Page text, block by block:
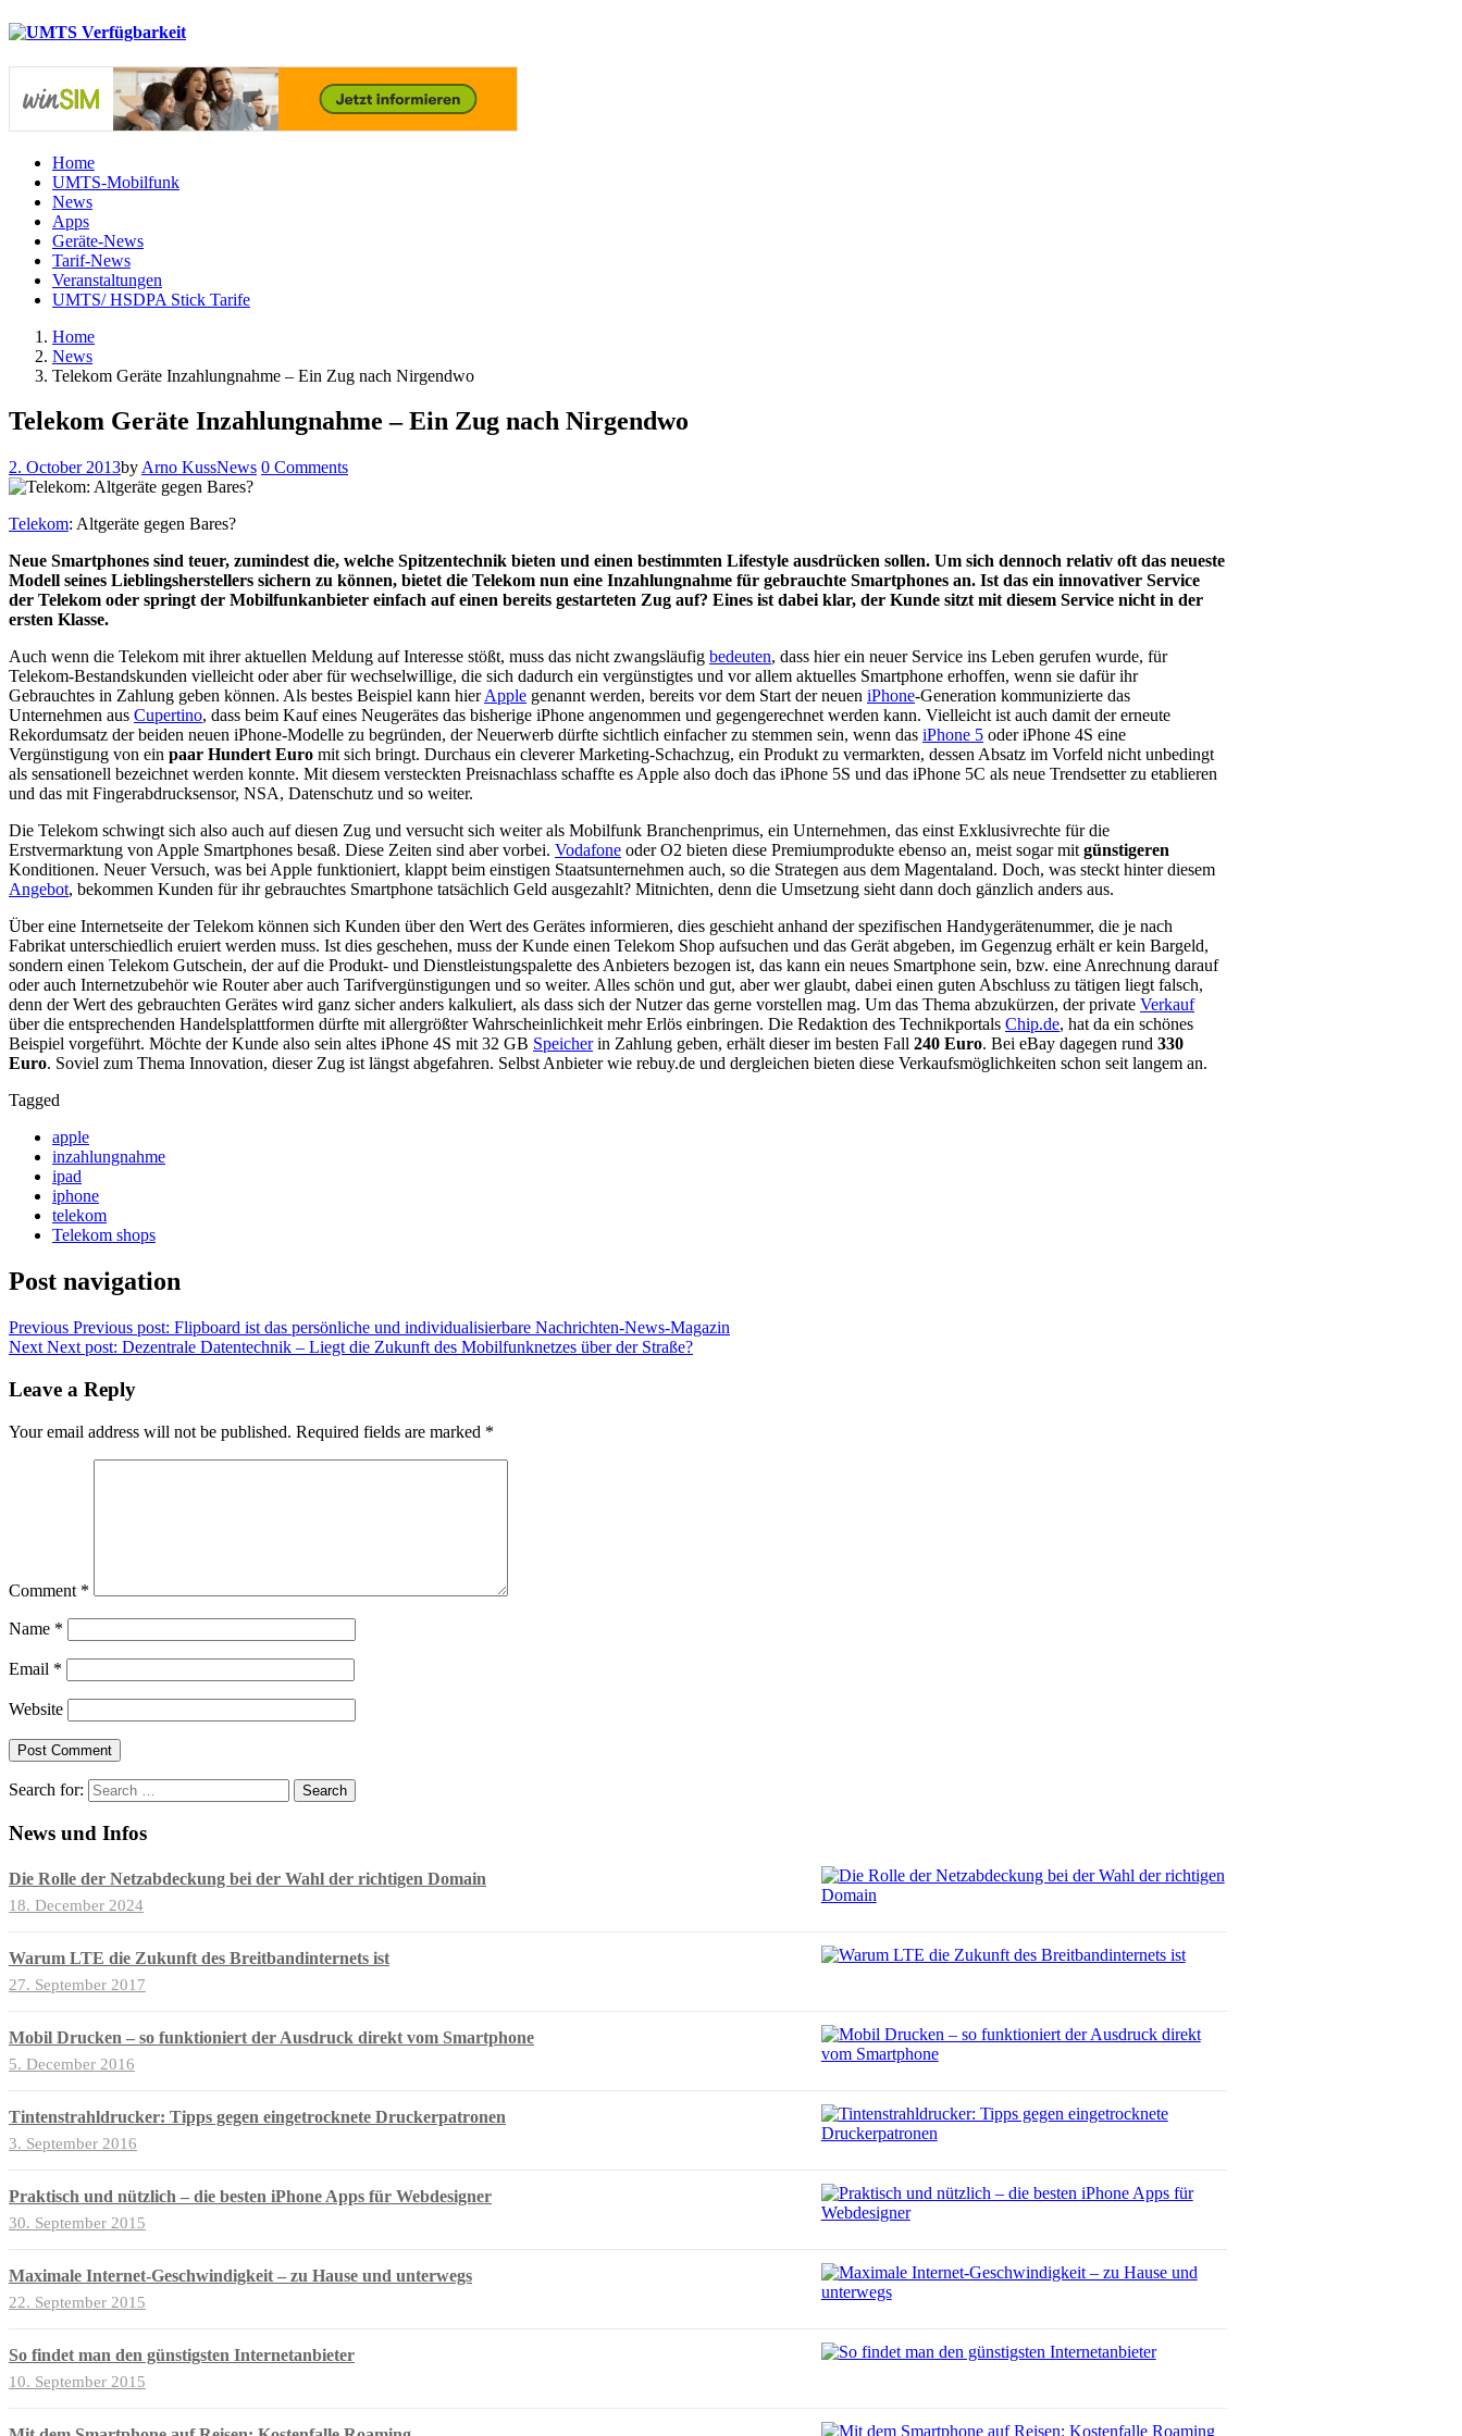
Home
UMTS-Mobilfunk
News
Apps
Geräte-News
Tarif-News
Veranstaltungen
UMTS/ HSDPA Stick Tarife
Home
News
Telekom Geräte Inzahlungnahme – Ein Zug nach Nirgendwo
Telekom Geräte Inzahlungnahme – Ein Zug nach Nirgendwo
2. October 2013by Arno KussNews 0 Comments
Telekom: Altgeräte gegen Bares?
Neue Smartphones sind teuer, zumindest die, welche Spitzentechnik bieten und einen bestimmten Lifestyle ausdrücken sollen. Um sich dennoch relativ oft das neueste
Modell seines Lieblingsherstellers sichern zu können, bietet die Telekom nun eine Inzahlungnahme für gebrauchte Smartphones an. Ist das ein innovativer Service
der Telekom oder springt der Mobilfunkanbieter einfach auf einen bereits gestarteten Zug auf? Eines ist dabei klar, der Kunde sitzt mit diesem Service nicht in der
ersten Klasse.
Auch wenn die Telekom mit ihrer aktuellen Meldung auf Interesse stößt, muss das nicht zwangsläufig bedeuten, dass hier ein neuer Service ins Leben gerufen wurde, für
Telekom-Bestandskunden vielleicht oder aber für wechselwillige, die sich dadurch ein vergünstigtes und vor allem aktuelles Smartphone erhoffen, wenn sie dafür ihr
Gebrauchtes in Zahlung geben können. Als bestes Beispiel kann hierApple genannt werden, bereits vor dem Start der neuen iPhone-Generation kommunizierte das
Unternehmen aus Cupertino, dass beim Kauf eines Neugerätes das bisherige iPhone angenommen und gegengerechnet werden kann. Vielleicht ist auch damit der erneute
Rekordumsatz der beiden neuen iPhone-Modelle zu begründen, der Neuerwerb dürfte sichtlich einfacher zu stemmen sein, wenn das iPhone 5 oder iPhone 4S eine
Vergünstigung von ein paar Hundert Euro mit sich bringt. Durchaus ein cleverer Marketing-Schachzug, ein Produkt zu vermarkten, dessen Absatz im Vorfeld nicht unbedingt
als sensationell bezeichnet werden konnte. Mit diesem versteckten Preisnachlass schaffte es Apple also doch das iPhone 5S und das iPhone 5C als neue Trendsetter zu etablieren
und das mit Fingerabdrucksensor, NSA, Datenschutz und so weiter.
Die Telekom schwingt sich also auch auf diesen Zug und versucht sich weiter als Mobilfunk Branchenprimus, ein Unternehmen, das einst Exklusivrechte für die
Erstvermarktung von Apple Smartphones besaß. Diese Zeiten sind aber vorbei. Vodafone oder O2 bieten diese Premiumprodukte ebenso an, meist sogar mit günstigeren
Konditionen. Neuer Versuch, was bei Apple funktioniert, klappt beim einstigen Staatsunternehmen auch, so die Strategen aus dem Magentaland. Doch, was steckt hinter diesem
Angebot, bekommen Kunden für ihr gebrauchtes Smartphone tatsächlich Geld ausgezahlt? Mitnichten, denn die Umsetzung sieht dann doch gänzlich anders aus.
Über eine Internetseite der Telekom können sich Kunden über den Wert des Gerätes informieren, dies geschieht anhand der spezifischen Handygerätenummer, die je nach
Fabrikat unterschiedlich eruiert werden muss. Ist dies geschehen, muss der Kunde einen Telekom Shop aufsuchen und das Gerät abgeben, im Gegenzug erhält er kein Bargeld,
sondern einen Telekom Gutschein, der auf die Produkt- und Dienstleistungspalette des Anbieters bezogen ist, das kann ein neues Smartphone sein, bzw. eine Anrechnung darauf
oder auch Internetzubehör wie Router aber auch Tarifvergünstigungen und so weiter. Alles schön und gut, aber wer glaubt, dabei einen guten Abschluss zu tätigen liegt falsch,
denn der Wert des gebrauchten Gerätes wird ganz sicher anders kalkuliert, als dass sich der Nutzer das gerne vorstellen mag. Um das Thema abzukürzen, der private Verkauf
über die entsprechenden Handelsplattformen dürfte mit allergrößter Wahrscheinlichkeit mehr Erlös einbringen. Die Redaktion des Technikportals Chip.de, hat da ein schönes
Beispiel vorgeführt. Möchte der Kunde also sein altes iPhone 4S mit 32 GB Speicherin Zahlung geben, erhält dieser im besten Fall 240 Euro. Bei eBay dagegen rund 330
Euro. Soviel zum Thema Innovation, dieser Zug ist längst abgefahren. Selbst Anbieter wie rebuy.de und dergleichen bieten diese Verkaufsmöglichkeiten schon seit langem an.
Tagged
apple
inzahlungnahme
ipad
iphone
telekom
Telekom shops
Post navigation
Previous Previous post: Flipboard ist das persönliche und individualisierbare Nachrichten-News-Magazin
Next Next post: Dezentrale Datentechnik – Liegt die Zukunft des Mobilfunknetzes über der Straße?
Leave a Reply
Your email address will not be published. Required fields are marked *
Comment *
Name *
Email *
Website
Search for:
News und Infos
Die Rolle der Netzabdeckung bei der Wahl der richtigen Domain
18. December 2024
Warum LTE die Zukunft des Breitbandinternets ist
27. September 2017
Mobil Drucken – so funktioniert der Ausdruck direkt vom Smartphone
5. December 2016
Tintenstrahldrucker: Tipps gegen eingetrocknete Druckerpatronen
3. September 2016
Praktisch und nützlich – die besten iPhone Apps für Webdesigner
30. September 2015
Maximale Internet-Geschwindigkeit – zu Hause und unterwegs
22. September 2015
So findet man den günstigsten Internetanbieter
10. September 2015